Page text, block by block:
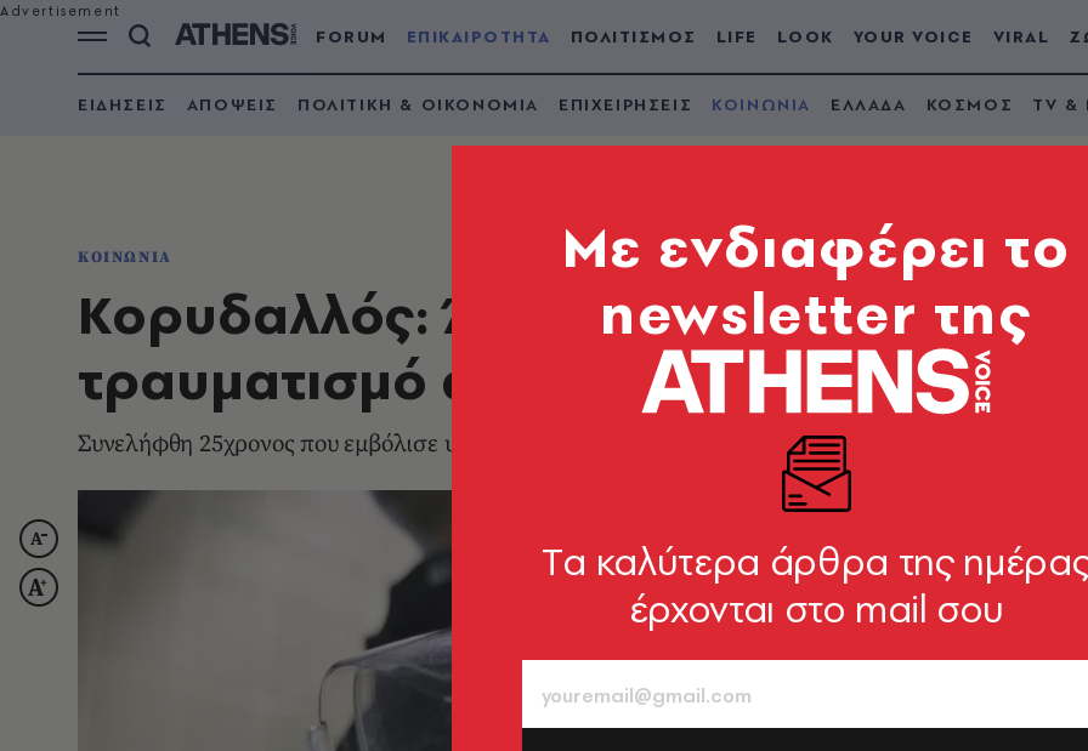
FORUM ΕΠΙΚΑΙΡΟΤΗΤΑ ΠΟΛΙΤΙΣΜΟΣ LIFE LOOK YOUR VOICE VIRAL
ΕΙΔΗΣΕΙΣ ΑΠΟΨΕΙΣ ΠΟΛΙΤΙΚΗ & ΟΙΚΟΝΟΜΙΑ ΕΠΙΧΕΙΡΗΣΕΙΣ ΚΟΙΝΩΝΙΑ ΕΛΛΑΔΑ ΚΟΣΜΟΣ TV &
ΚΟΙΝΩΝΙΑ
Κορυδαλλός: Άγρια καταδίωξη με
τραυματισμό αστυνομικού της ΔΙ.ΑΣ.
Συνελήφθη 25χρονος που εμβόλισε υπηρεσιακή μηχανή - Βρέθηκαν ναρκωτικά και όπλα
Mε ενδιαφέρει το
newsletter της
Tα καλύτερα άρθρα της
έρχονται στο mail σου